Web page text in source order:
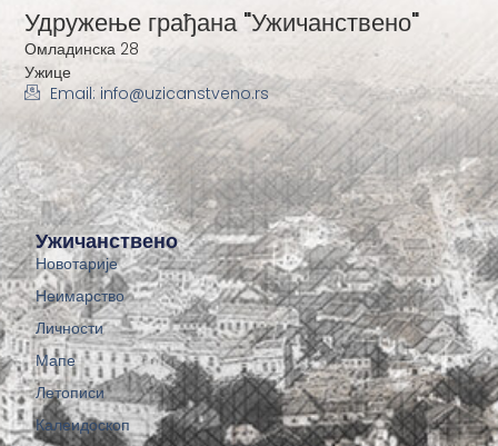
Ужичанствено
Новотарије
Неимарство
Личности
Мапе
Летописи
Калеидоскоп
Удружење грађана "Ужичанствено"
Омладинска 28
Ужице
Email: info@uzicanstveno.rs